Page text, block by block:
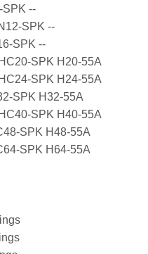
SPK --
SPK --
SPK --
SPK H20-55A
SPK H24-55A
SPK H32-55A
SPK H40-55A
SPK H48-55A
SPK H64-55A